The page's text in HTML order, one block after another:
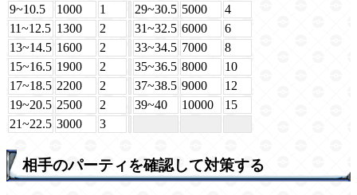
9~10.5
1000 1 29~30.5 5000
4
11~12.5 1300 2 31~32.5 6000
6
13~14.5 1600 2 33~34.5 7000
8
15~16.5 1900 2 35~36.5 8000
10
17~18.5 2200 2 37~38.5 9000
12
19~20.5 2500 2 39~40 10000
15
21~22.5 3000 3
相手のパーティを確認して対策する